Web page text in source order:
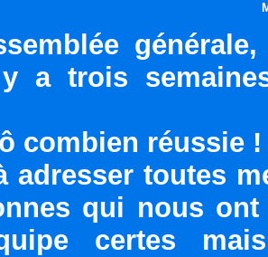
a trois
combien réussie !
adresser toutes
qui nous
certes